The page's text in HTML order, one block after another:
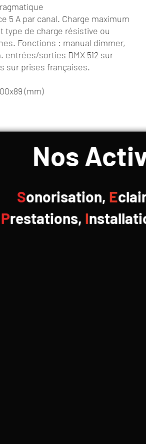
5 A par canal. Charge maximum
type de charge résistive ou
Fonctions : manual dimmer,
entrées/sorties DMX 512 sur
sur prises françaises.
(mm)
Nos
Sonorisation, E
Prestations, I